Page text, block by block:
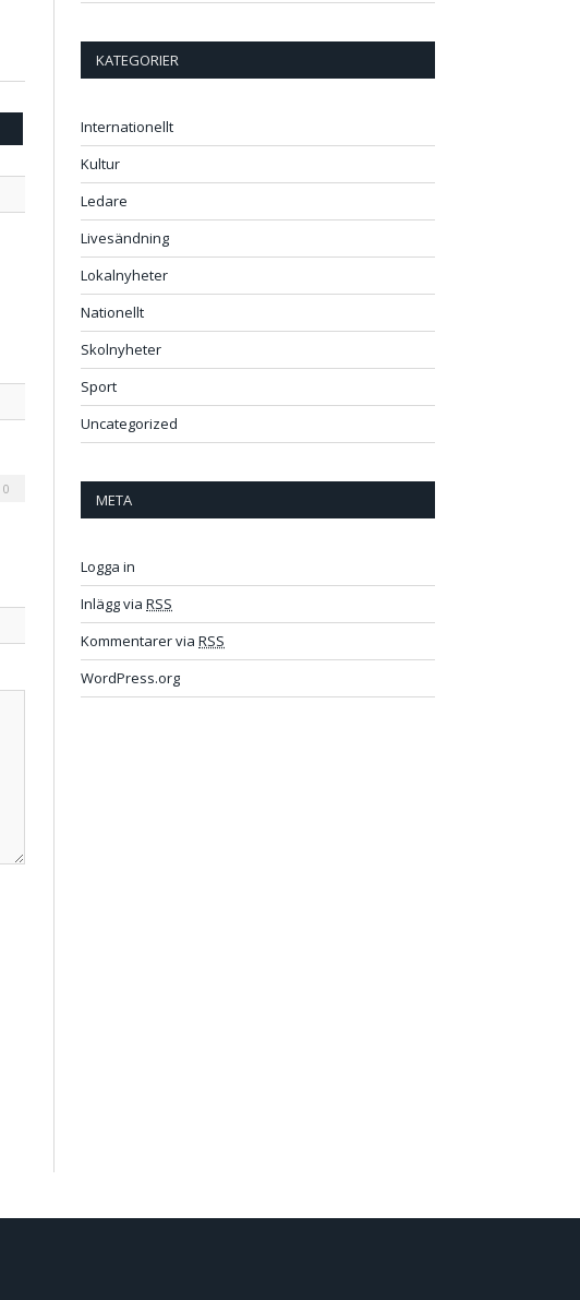
0
KATEGORIER
Internationellt
Kultur
Ledare
Livesändning
Lokalnyheter
Nationellt
Skolnyheter
Sport
Uncategorized
META
Logga in
Inlägg via RSS
Kommentarer via RSS
WordPress.org